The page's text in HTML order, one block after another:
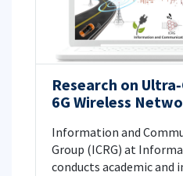
Research on
6G Wireless
Information and
Group (ICRG) at
conducts academic and